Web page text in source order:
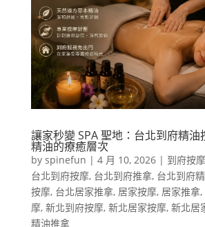
讓家秒變 SPA 聖地：台北到府精油
精油的療癒層次
by spinefun | 4 月 10, 2026| 到府按摩
台北到府按摩, 台北到府推拿, 台北到府
按摩, 台北居家推拿, 居家按摩, 居家推拿,
摩, 新北到府按摩, 新北居家按摩, 新北居
精油推拿